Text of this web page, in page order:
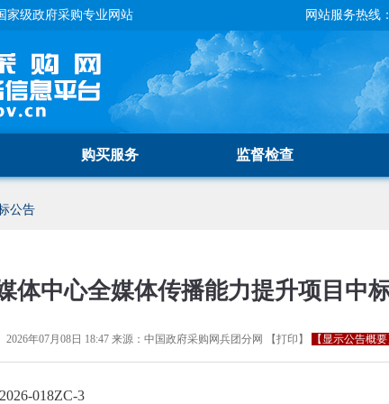
家级政府采购专业网站 网站服务热线
购买服务 监督检查
公告
体中心全媒体传播能力提升项目中
2026年07月08日 18:47来源： 中国政府采购网兵团分网 【打印 】 【显示公告概要
018ZC-3